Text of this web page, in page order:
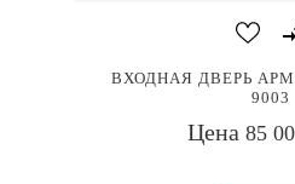
ВХОДНАЯ ДВЕРЬ
9003
Цена 85